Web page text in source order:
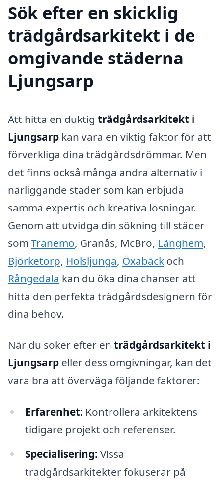
Sök efter en skicklig
trädgårdsarkitekt i de
omgivande städerna
Ljungsarp
Att hitta en duktig trädgårdsarkitekt i
Ljungsarp kan vara en viktig faktor för att
förverkliga dina trädgårdsdrömmar. Men
det finns också många andra alternativ i
närliggande städer som kan erbjuda
samma expertis och kreativa lösningar.
Genom att utvidga din sökning till städer
som Tranemo, Granås, McBro, Länghem,
Björketorp, Holsljunga, Öxabäck och
Rångedala kan du öka dina chanser att
hitta den perfekta trädgårdsdesignern för
dina behov.
När du söker efter en trädgårdsarkitekt i
Ljungsarp eller dess omgivningar, kan det
vara bra att överväga följande faktorer:
Erfarenhet: Kontrollera arkitektens
tidigare projekt och referenser.
Specialisering: Vissa
trädgårdsarkitekter fokuserar på